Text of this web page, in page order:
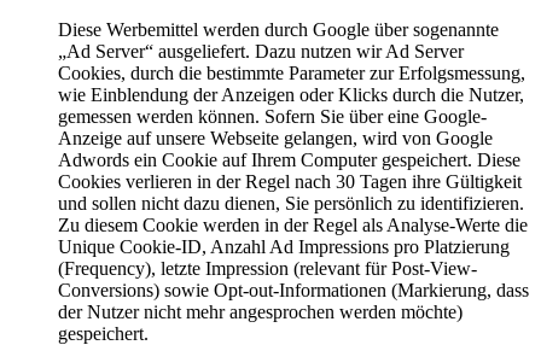
Diese Werbemittel werden durch Google über sogenannte
„Ad Server“ ausgeliefert. Dazu nutzen wir Ad Server
Cookies, durch die bestimmte Parameter zur Erfolgsmessung,
wie Einblendung der Anzeigen oder Klicks durch die Nutzer,
gemessen werden können. Sofern Sie über eine Google-
Anzeige auf unsere Webseite gelangen, wird von Google
Adwords ein Cookie auf Ihrem Computer gespeichert. Diese
Cookies verlieren in der Regel nach 30 Tagen ihre Gültigkeit
und sollen nicht dazu dienen, Sie persönlich zu identifizieren.
Zu diesem Cookie werden in der Regel als Analyse-Werte die
Unique Cookie-ID, Anzahl Ad Impressions pro Platzierung
(Frequency), letzte Impression (relevant für Post-View-
Conversions) sowie Opt-out-Informationen (Markierung, dass
der Nutzer nicht mehr angesprochen werden möchte)
gespeichert.